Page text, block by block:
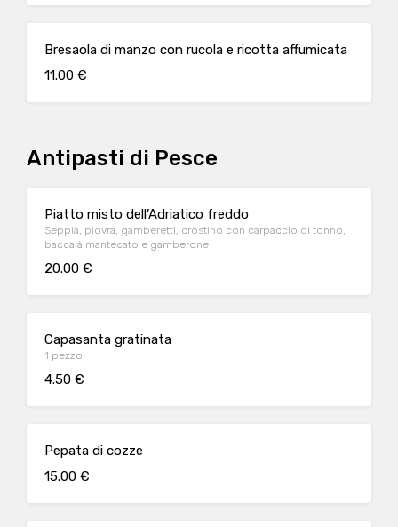
Bresaola di manzo con rucola e ricotta affumicata
11.00 €
Antipasti di Pesce
Piatto misto dell’Adriatico freddo
Seppia, piovra, gamberetti, crostino con carpaccio di tonno,
baccalà mantecato e gamberone
20.00 €
Capasanta gratinata
1 pezzo
4.50 €
Pepata di cozze
15.00 €